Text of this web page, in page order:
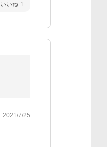
いいね 1
2021/7/25